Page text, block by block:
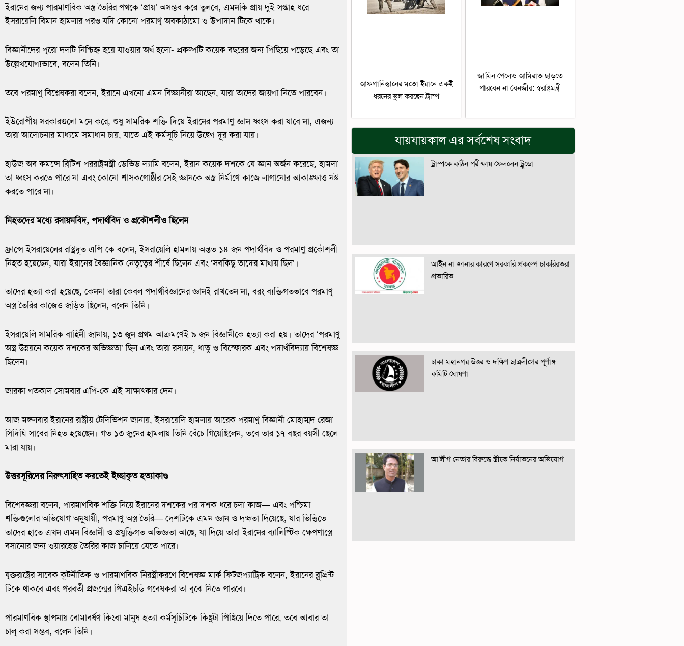
ইরানের জন্য পারমাণবিক অস্ত্র তৈরির পথকে ‘প্রায়’ অসম্ভব করে তুলবে, এমনকি প্রায় দুই সপ্তাহ ধরে
ইসরায়েলি বিমান হামলার পরও যদি কোনো পরমাণু অবকাঠামো ও উপাদান টিকে থাকে।
বিজ্ঞানীদের পুরো দলটি নিশ্চিহ্ন হয়ে যাওয়ার অর্থ হলো- প্রকল্পটি কয়েক বছরের জন্য পিছিয়ে পড়েছে এবং তা
উল্লেখযোগ্যভাবে, বলেন তিনি।
তবে পরমাণু বিশ্লেষকরা বলেন, ইরানে এখনো এমন বিজ্ঞানীরা আছেন, যারা তাদের জায়গা নিতে পারবেন।
ইউরোপীয় সরকারগুলো মনে করে, শুধু সামরিক শক্তি দিয়ে ইরানের পরমাণু জ্ঞান ধ্বংস করা যাবে না, এজন্য
তারা আলোচনার মাধ্যমে সমাধান চায়, যাতে এই কর্মসূচি নিয়ে উদ্বেগ দূর করা যায়।
হাউজ অব কমন্সে ব্রিটিশ পররাষ্ট্রমন্ত্রী ডেভিড ল্যামি বলেন, ইরান কয়েক দশকে যে জ্ঞান অর্জন করেছে, হামলা
তা ধ্বংস করতে পারে না এবং কোনো শাসকগোষ্ঠীর সেই জ্ঞানকে অস্ত্র নির্মাণে কাজে লাগানোর আকাঙ্ক্ষাও নষ্ট
করতে পারে না।
নিহতদের মধ্যে রসায়নবিদ, পদার্থবিদ ও প্রকৌশলীও ছিলেন
ফ্রান্সে ইসরায়েলের রাষ্ট্রদূত এপি-কে বলেন, ইসরায়েলি হামলায় অন্তত ১৪ জন পদার্থবিদ ও পরমাণু প্রকৌশলী
নিহত হয়েছেন, যারা ইরানের বৈজ্ঞানিক নেতৃত্বের শীর্ষে ছিলেন এবং ‘সবকিছু তাদের মাথায় ছিল’।
তাদের হত্যা করা হয়েছে, কেননা তারা কেবল পদার্থবিজ্ঞানের জ্ঞানই রাখতেন না, বরং ব্যক্তিগতভাবে পরমাণু
অস্ত্র তৈরির কাজেও জড়িত ছিলেন, বলেন তিনি।
ইসরায়েলি সামরিক বাহিনী জানায়, ১৩ জুন প্রথম আক্রমণেই ৯ জন বিজ্ঞানীকে হত্যা করা হয়। তাদের ‘পরমাণু
অস্ত্র উন্নয়নে কয়েক দশকের অভিজ্ঞতা’ ছিল এবং তারা রসায়ন, ধাতু ও বিস্ফোরক এবং পদার্থবিদ্যায় বিশেষজ্ঞ
ছিলেন।
জারকা গতকাল সোমবার এপি-কে এই সাক্ষাৎকার দেন।
আজ মঙ্গলবার ইরানের রাষ্ট্রীয় টেলিভিশন জানায়, ইসরায়েলি হামলায় আরেক পরমাণু বিজ্ঞানী মোহাম্মদ রেজা
সিদিঘি সাবের নিহত হয়েছেন। গত ১৩ জুনের হামলায় তিনি বেঁচে গিয়েছিলেন, তবে তার ১৭ বছর বয়সী ছেলে
মারা যায়।
উত্তরসূরিদের নিরুৎসাহিত করতেই ইচ্ছাকৃত হত্যাকাণ্ড
বিশেষজ্ঞরা বলেন, পারমাণবিক শক্তি নিয়ে ইরানের দশকের পর দশক ধরে চলা কাজ— এবং পশ্চিমা
শক্তিগুলোর অভিযোগ অনুযায়ী, পরমাণু অস্ত্র তৈরি— দেশটিকে এমন জ্ঞান ও দক্ষতা দিয়েছে, যার ভিত্তিতে
তাদের হাতে এখন এমন বিজ্ঞানী ও প্রযুক্তিগত অভিজ্ঞতা আছে, যা দিয়ে তারা ইরানের ব্যালিস্টিক ক্ষেপণাস্ত্রে
বসানোর জন্য ওয়ারহেড তৈরির কাজ চালিয়ে যেতে পারে।
যুক্তরাষ্ট্রের সাবেক কূটনীতিক ও পারমাণবিক নিরস্ত্রীকরণে বিশেষজ্ঞ মার্ক ফিটজপ্যাট্রিক বলেন, ইরানের ব্লুপ্রিন্ট
টিকে থাকবে এবং পরবর্তী প্রজন্মের পিএইচডি গবেষকরা তা বুঝে নিতে পারবে।
পারমাণবিক স্থাপনায় বোমাবর্ষণ কিংবা মানুষ হত্যা কর্মসূচিটিকে কিছুটা পিছিয়ে দিতে পারে, তবে আবার তা
চালু করা সম্ভব, বলেন তিনি।
আফগানিস্তানের মতো ইরানে একই
ধরনের ভুল করছেন ট্রাম্প
জামিন পেলেও আমিরাত ছাড়তে
পারবেন না বেনজীর: স্বরাষ্ট্রমন্ত্রী
যায়যায়কাল এর সর্বশেষ সংবাদ
ট্রাম্পকে কঠিন পরীক্ষায় ফেললেন ট্রুডো
আইন না জানার কারণে সরকারি প্রকল্পে চাকরিরতরা
প্রতারিত
ঢাকা মহানগর উত্তর ও দক্ষিণ ছাত্রলীগের পূর্ণাঙ্গ
কমিটি ঘোষণা
আ’লীগ নেতার বিরুদ্ধে স্ত্রীকে নির্যাতনের অভিযোগ